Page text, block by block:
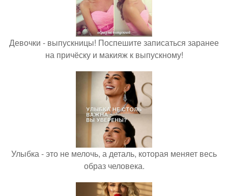
Девочки - выпускницы! Поспешите записаться заранее
на причёску и макияж к выпускному!
Улыбка - это не мелочь, а деталь, которая меняет весь
образ человека.